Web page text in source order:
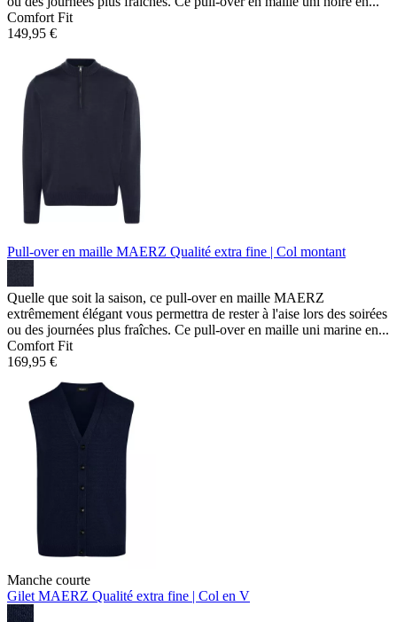
Comfort Fit
149,95 €
Pull-over en maille MAERZ Qualité extra fine | Col montant
Quelle que soit la saison, ce pull-over en maille MAERZ
extrêmement élégant vous permettra de rester à l'aise lors des soirées
ou des journées plus fraîches. Ce pull-over en maille uni marine en...
Comfort Fit
169,95 €
Manche courte
Gilet MAERZ Qualité extra fine | Col en V